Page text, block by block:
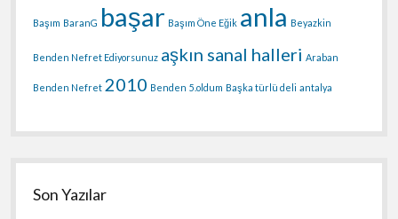
Başım BaranG başar Başım Öne Eğik anla Beyazkin
Benden Nefret Ediyorsunuz aşkın sanal halleri Araban
Benden Nefret 2010 Benden 5.oldum Başka türlü deli antalya
Son Yazılar